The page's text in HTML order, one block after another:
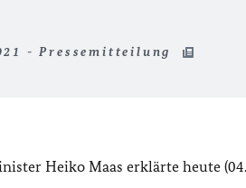
- Pressemitteilung
Heiko Maas erklärte heute